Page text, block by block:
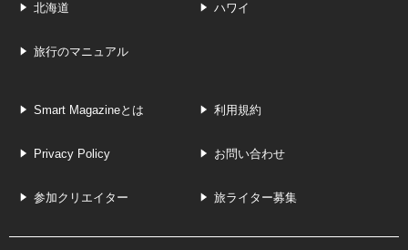
北海道 ハワイ
旅行のマニュアル
Smart Magazineとは 利用規約
Privacy Policy お問い合わせ
参加クリエイター 旅ライター募集